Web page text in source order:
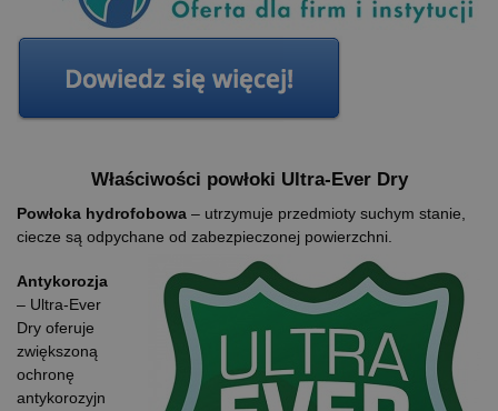
Właściwości powłoki Ultra-Ever Dry
Powłoka hydrofobowa – utrzymuje przedmioty suchym stanie,
ciecze są odpychane od zabezpieczonej powierzchni.
Antykorozja
– Ultra-Ever
Dry oferuje
zwiększoną
ochronę
antykorozyjn